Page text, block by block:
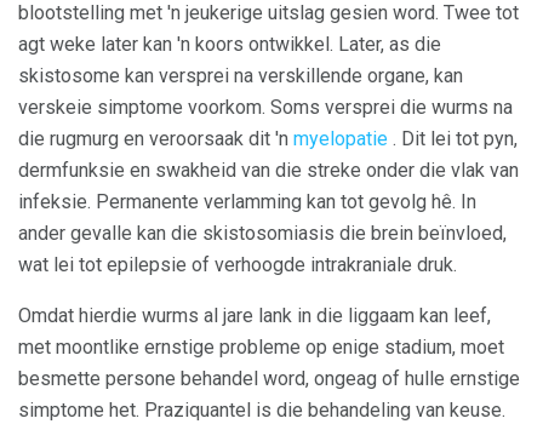
blootstelling met 'n jeukerige uitslag gesien word. Twee tot
agt weke later kan 'n koors ontwikkel. Later, as die
skistosome kan versprei na verskillende organe, kan
verskeie simptome voorkom. Soms versprei die wurms na
die rugmurg en veroorsaak dit 'n myelopatie . Dit lei tot pyn,
dermfunksie en swakheid van die streke onder die vlak van
infeksie. Permanente verlamming kan tot gevolg hê. In
ander gevalle kan die skistosomiasis die brein beïnvloed,
wat lei tot epilepsie of verhoogde intrakraniale druk.
Omdat hierdie wurms al jare lank in die liggaam kan leef,
met moontlike ernstige probleme op enige stadium, moet
besmette persone behandel word, ongeag of hulle ernstige
simptome het. Praziquantel is die behandeling van keuse.